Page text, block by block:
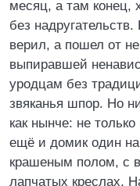
месяц, а там конец,
без
верил, а пошел от
выпиравшей
уродцам без
звяканья шпор. Но
как нынче: не
ещё и домик один
крашеным полом, с
лапчатых креслах,